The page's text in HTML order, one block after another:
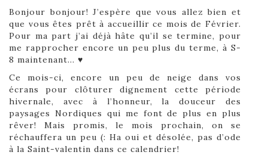
Bonjour bonjour! J’espère que vous allez bien et
que vous êtes prêt à accueillir ce mois de Février.
Pour ma part j’ai déjà hâte qu’il se termine, pour
me rapprocher encore un peu plus du terme, à S-
8 maintenant… ♥
Ce mois-ci, encore un peu de neige dans vos
écrans pour clôturer dignement cette période
hivernale, avec à l’honneur, la douceur des
paysages Nordiques qui me font de plus en plus
rêver! Mais promis, le mois prochain, on se
réchauffera un peu (: Ha oui et désolée, pas d’ode
à la Saint-valentin dans ce calendrier!